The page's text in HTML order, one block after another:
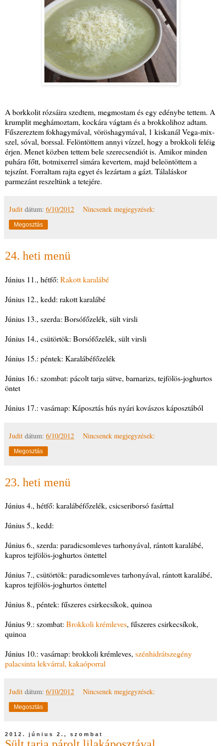
A borkkolit rózsáira szedtem, megmostam és egy edénybe tettem. A
krumplit meghámoztam, kockára vágtam és a brokkolihoz adtam.
Fűszereztem fokhagymával, vöröshagymával, 1 kiskanál Vega-mix-
szel, sóval, borssal. Felöntöttem annyi vízzel, hogy a brokkoli feléig
érjen. Menet közben tettem bele szerecsendiót is. Amikor minden
puhára főtt, botmixerrel simára kevertem, majd beleöntöttem a
tejszínt. Forraltam rajta egyet és lezártam a gázt. Tálaláskor
parmezánt reszeltünk a tetejére.
Judit dátum: 6/10/2012 Nincsenek megjegyzések:
Megosztás
24. heti menü
Június 11., hétfő: Rakott karalábé
Június 12., kedd: rakott karalábé
Június 13., szerda: Borsófőzelék, sült virsli
Június 14., csütörtök: Borsófőzelék, sült virsli
Június 15.: péntek: Karalábéfőzelék
Június 16.: szombat: pácolt tarja sütve, barnarizs, tejfölös-joghurtos
öntet
Június 17.: vasárnap: Káposztás hús nyári kovászos káposztából
Judit dátum: 6/10/2012 Nincsenek megjegyzések:
Megosztás
23. heti menü
Június 4., hétfő: karalábéfőzelék, csicseriborsó fasírttal
Június 5., kedd:
Június 6., szerda: paradicsomleves tarhonyával, rántott karalábé,
kapros tejfölös-joghurtos öntettel
Június 7., csütörtök: paradicsomleves tarhonyával, rántott karalábé,
kapros tejfölös-joghurtos öntettel
Június 8., péntek: fűszeres csirkecsíkok, quinoa
Június 9.: szombat: Brokkoli krémleves, fűszeres csirkecsíkok,
quinoa
Június 10.: vasárnap: brokkoli krémleves, szénhidrátszegény
palacsinta lekvárral, kakaóporral
Judit dátum: 6/10/2012 Nincsenek megjegyzések:
Megosztás
2012. június 2., szombat